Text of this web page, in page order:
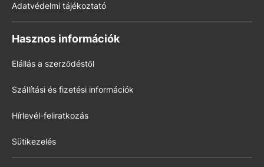
Adatvédelmi tájékoztató
Hasznos információk
Elállás a szerződéstől
Szállítási és fizetési információk
Hírlevél-feliratkozás
Sütikezelés